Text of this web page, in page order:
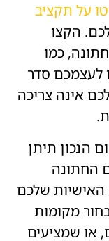
על תקציב
הקצו
כמו
לעצמכם סדר
אינה צריכה
הנכון תיתן
החתונה
שלכם
מקומות
או שמציעים